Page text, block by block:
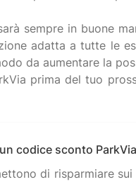
sempre in buone
adatta a tutte le
da aumentare la
prima del tuo
codice sconto ParkVia
di risparmiare